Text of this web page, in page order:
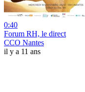
0:40
Forum RH, le direct
CCO Nantes
il y a 11 ans